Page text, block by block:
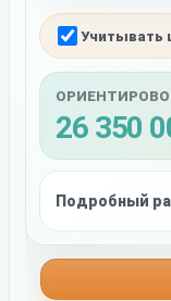
Учитывать
26 350
Подробный